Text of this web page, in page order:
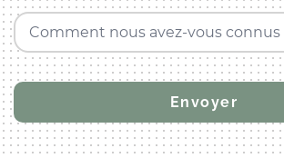
Comment nous avez-vous connus